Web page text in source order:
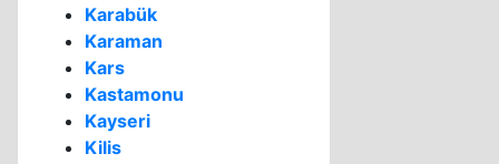
Karabük
Karaman
Kars
Kastamonu
Kayseri
Kilis